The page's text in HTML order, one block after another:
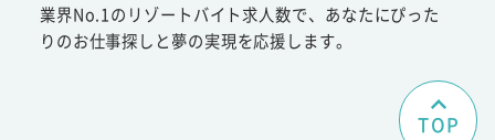
業界No.1のリゾートバイト求人数で、あなたにぴった
りのお仕事探しと夢の実現を応援します。
TOP